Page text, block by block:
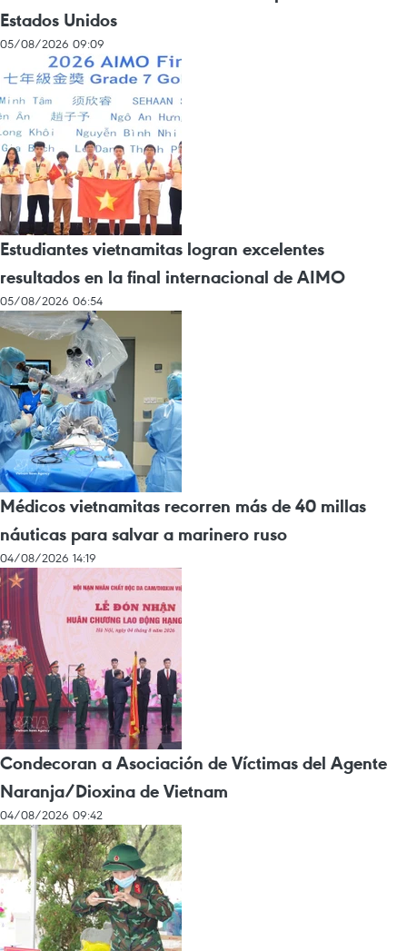
Estados Unidos
05/08/2026 09:09
Estudiantes vietnamitas logran excelentes
resultados en la final internacional de AIMO
05/08/2026 06:54
Médicos vietnamitas recorren más de 40 millas
náuticas para salvar a marinero ruso
04/08/2026 14:19
Condecoran a Asociación de Víctimas del Agente
Naranja/Dioxina de Vietnam
04/08/2026 09:42